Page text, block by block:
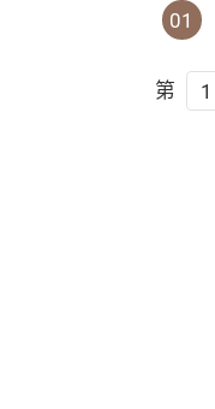
01
第